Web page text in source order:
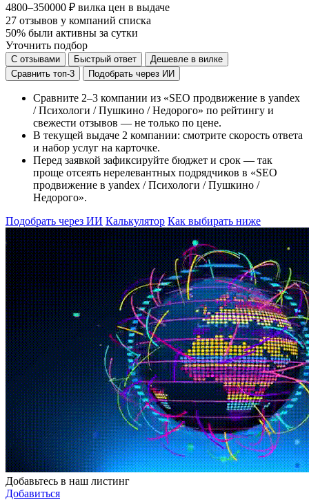
4800–350000 ₽ вилка цен в выдаче
27 отзывов у компаний списка
50% были активны за сутки
Уточнить подбор
С отзывами Быстрый ответ
Дешевле в вилке
Сравнить топ-3
Подобрать через ИИ
Сравните 2–3 компании из «SEO продвижение в yandex
/ Психологи / Пушкино / Недорого» по рейтингу и
свежести отзывов — не только по цене.
В текущей выдаче 2 компании: смотрите скорость ответа
и набор услуг на карточке.
Перед заявкой зафиксируйте бюджет и срок — так
проще отсеять нерелевантных подрядчиков в «SEO
продвижение в yandex / Психологи / Пушкино /
Недорого».
Подобрать через ИИ Калькулятор Как выбирать ниже
Добавьтесь в наш листинг
Добавиться